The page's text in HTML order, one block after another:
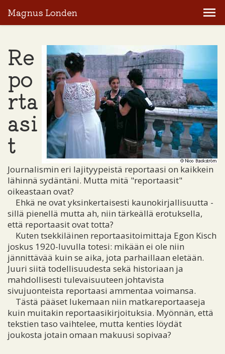
Magnus Londen
Re
po
rta
asi
t
Journalismin eri lajityypeistä reportaasi on kaikkein
lähinnä sydäntäni. Mutta mitä "reportaasit"
oikeastaan ovat?
Ehkä ne ovat yksinkertaisesti kaunokirjallisuutta -
sillä pienellä mutta ah, niin tärkeällä erotuksella,
että reportaasit ovat totta?
Kuten tsekkiläinen reportaasitoimittaja Egon Kisch
joskus 1920-luvulla totesi: mikään ei ole niin
jännittävää kuin se aika, jota parhaillaan eletään.
Juuri siitä todellisuudesta sekä historiaan ja
mahdollisesti tulevaisuuteen johtavista
sivujuonteista reportaasi ammentaa voimansa.
Tästä pääset lukemaan niin matkareportaaseja
kuin muitakin reportaasikirjoituksia. Myönnän, että
tekstien taso vaihtelee, mutta kenties löydät
joukosta jotain omaan makuusi sopivaa?